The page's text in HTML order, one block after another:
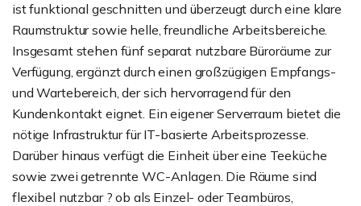
ist funktional geschnitten und überzeugt durch eine klare
Raumstruktur sowie helle, freundliche Arbeitsbereiche.
Insgesamt stehen fünf separat nutzbare Büroräume zur
Verfügung, ergänzt durch einen großzügigen Empfangs-
und Wartebereich, der sich hervorragend für den
Kundenkontakt eignet. Ein eigener Serverraum bietet die
nötige Infrastruktur für IT-basierte Arbeitsprozesse.
Darüber hinaus verfügt die Einheit über eine Teeküche
sowie zwei getrennte WC-Anlagen. Die Räume sind
flexibel nutzbar ? ob als Einzel- oder Teambüros,